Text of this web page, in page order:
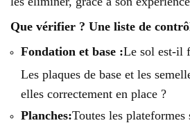
Que vérifier ? Une liste de
Fondation et base :Le sol est-il
Les plaques de base et les
elles correctement en place ?
Planches:Toutes les